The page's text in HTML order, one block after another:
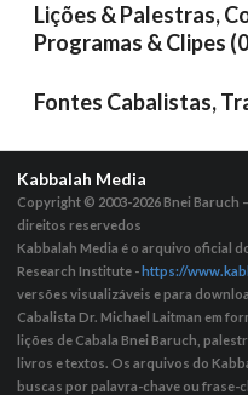
Lições & Palestras,
Programas & Clipes
Fontes Cabalistas,
Kabbalah Media
Copyright © 2003-2026Bnei Baruch
direitos reservedos
Kabbalah Media é o arquivo oficial
Research Institute -https://
versões visualizáveis ​​e para
Cabalista Dr. Michael Laitman em
lições de Cabala Bnei Baruch,
livros e textos. Os arquivos do
buscas por palavra-chave ou frase-